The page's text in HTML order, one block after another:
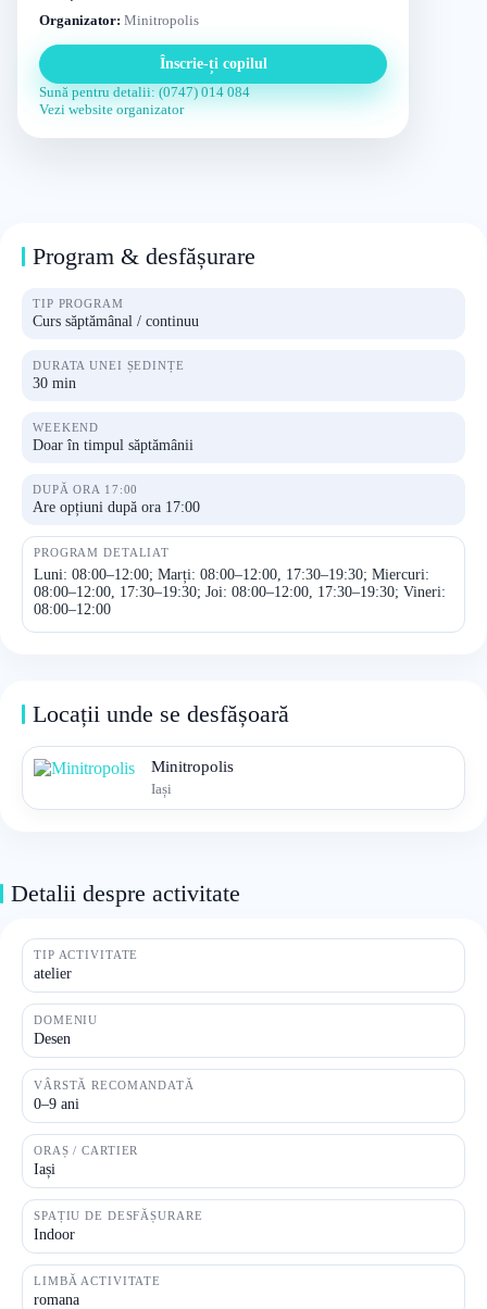
Organizator: Minitropolis
Înscrie-ți copilul
Sună pentru detalii: (0747) 014 084
Vezi website organizator
Program & desfășurare
TIP PROGRAM
Curs săptămânal / continuu
DURATA UNEI ȘEDINȚE
30 min
WEEKEND
Doar în timpul săptămânii
DUPĂ ORA 17:00
Are opțiuni după ora 17:00
PROGRAM DETALIAT
Luni: 08:00–12:00; Marți: 08:00–12:00, 17:30–19:30; Miercuri:
08:00–12:00, 17:30–19:30; Joi: 08:00–12:00, 17:30–19:30; Vineri:
08:00–12:00
Locații unde se desfășoară
Minitropolis
Iași
Detalii despre activitate
TIP ACTIVITATE
atelier
DOMENIU
Desen
VÂRSTĂ RECOMANDATĂ
0–9 ani
ORAȘ / CARTIER
Iași
SPAȚIU DE DESFĂȘURARE
Indoor
LIMBĂ ACTIVITATE
romana